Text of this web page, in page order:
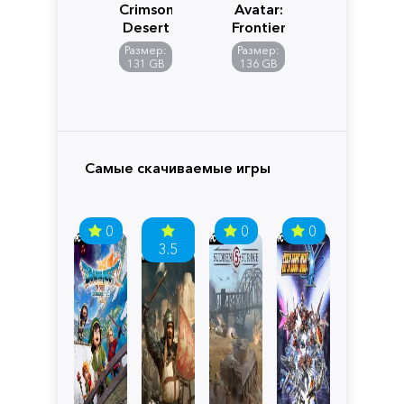
Crimson
Desert
Размер:
131 GB
Avatar:
Frontiers
of
Pandora
Размер:
136 GB
Самые скачиваемые игры
0
3.5
0 0